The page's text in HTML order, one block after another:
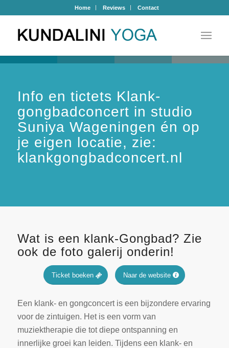
Home Reviews Contact
Info en tictets Klank-
gongbadconcert in studio
Suniya Wageningen én op
je eigen locatie, zie:
klankgongbadconcert.nl
Wat is een klank-Gongbad? Zie
ook de foto galerij onderin!
Ticket boeken Naar de website
Een klank- en gongconcert is een bijzondere ervaring
voor de zintuigen. Het is een vorm van
muziektherapie die tot diepe ontspanning en
innerlijke groei kan leiden. Tijdens een klank- en